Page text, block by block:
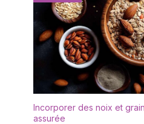
et
vie,
de
lave-
une
Incorporer des noix et
assurée